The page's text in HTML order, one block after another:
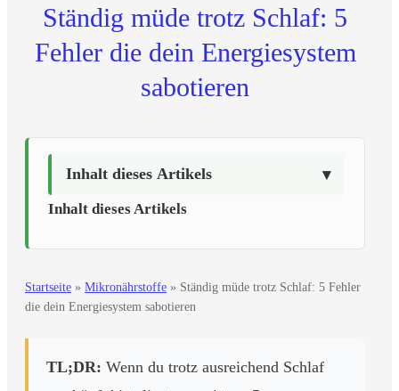
Ständig müde trotz Schlaf: 5
Fehler die dein Energiesystem
sabotieren
Inhalt dieses Artikels
Inhalt dieses Artikels
Startseite » Mikronährstoffe » Ständig müde trotz Schlaf: 5 Fehler
die dein Energiesystem sabotieren
TL;DR: Wenn du trotz ausreichend Schlaf